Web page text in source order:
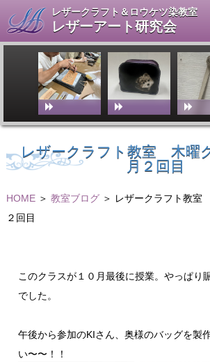
レザークラフト＆ロウケツ染教室
レザーアート研究会
レザークラフト教室 木曜
月２回目
HOME＞ 教室ブログ＞ レザークラフト教
２回目
このクラスが１０月最後に授業。やっぱり
でした。
午後から参加のKIさん、奥様のバッグを製
い〜〜！！